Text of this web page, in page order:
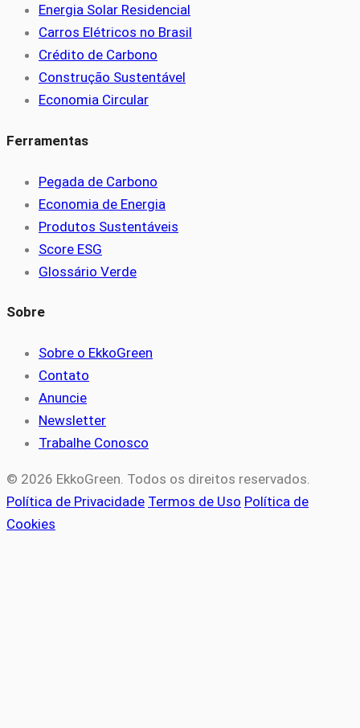
Energia Solar Residencial
Carros Elétricos no Brasil
Crédito de Carbono
Construção Sustentável
Economia Circular
Ferramentas
Pegada de Carbono
Economia de Energia
Produtos Sustentáveis
Score ESG
Glossário Verde
Sobre
Sobre o EkkoGreen
Contato
Anuncie
Newsletter
Trabalhe Conosco
© 2026 EkkoGreen. Todos os direitos reservados.
Política de Privacidade Termos de Uso Política de
Cookies